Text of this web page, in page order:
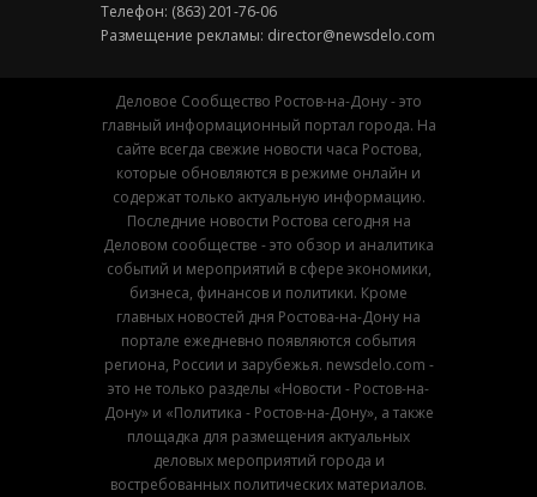
Телефон: (863) 201-76-06
Размещение рекламы: director@newsdelo.com
Деловое Сообщество Ростов-на-Дону - это
главный информационный портал города. На
сайте всегда свежие новости часа Ростова,
которые обновляются в режиме онлайн и
содержат только актуальную информацию.
Последние новости Ростова сегодня на
Деловом сообществе - это обзор и аналитика
событий и мероприятий в сфере экономики,
бизнеса, финансов и политики. Кроме
главных новостей дня Ростова-на-Дону на
портале ежедневно появляются события
региона, России и зарубежья. newsdelo.com -
это не только разделы «Новости - Ростов-на-
Дону» и «Политика - Ростов-на-Дону», а также
площадка для размещения актуальных
деловых мероприятий города и
востребованных политических материалов.